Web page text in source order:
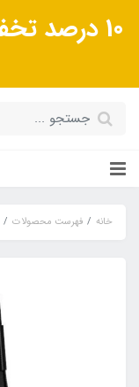
10 درصد تخفیف ویژه به مدت محدود
خانه فهرست محصولات